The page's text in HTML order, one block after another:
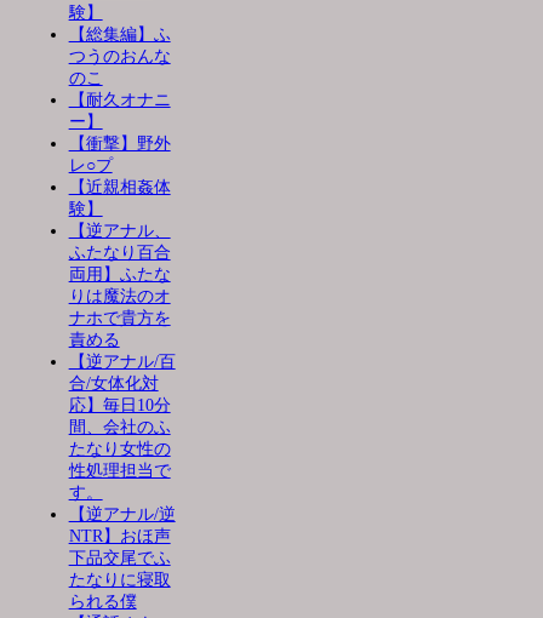
験】
【総集編】ふ
つうのおんな
のこ
【耐久オナニ
ー】
【衝撃】野外
レ○プ
【近親相姦体
験】
【逆アナル、
ふたなり百合
両用】ふたな
りは魔法のオ
ナホで貴方を
責める
【逆アナル/百
合/女体化対
応】毎日10分
間、会社のふ
たなり女性の
性処理担当で
す。
【逆アナル/逆
NTR】おほ声
下品交尾でふ
たなりに寝取
られる僕